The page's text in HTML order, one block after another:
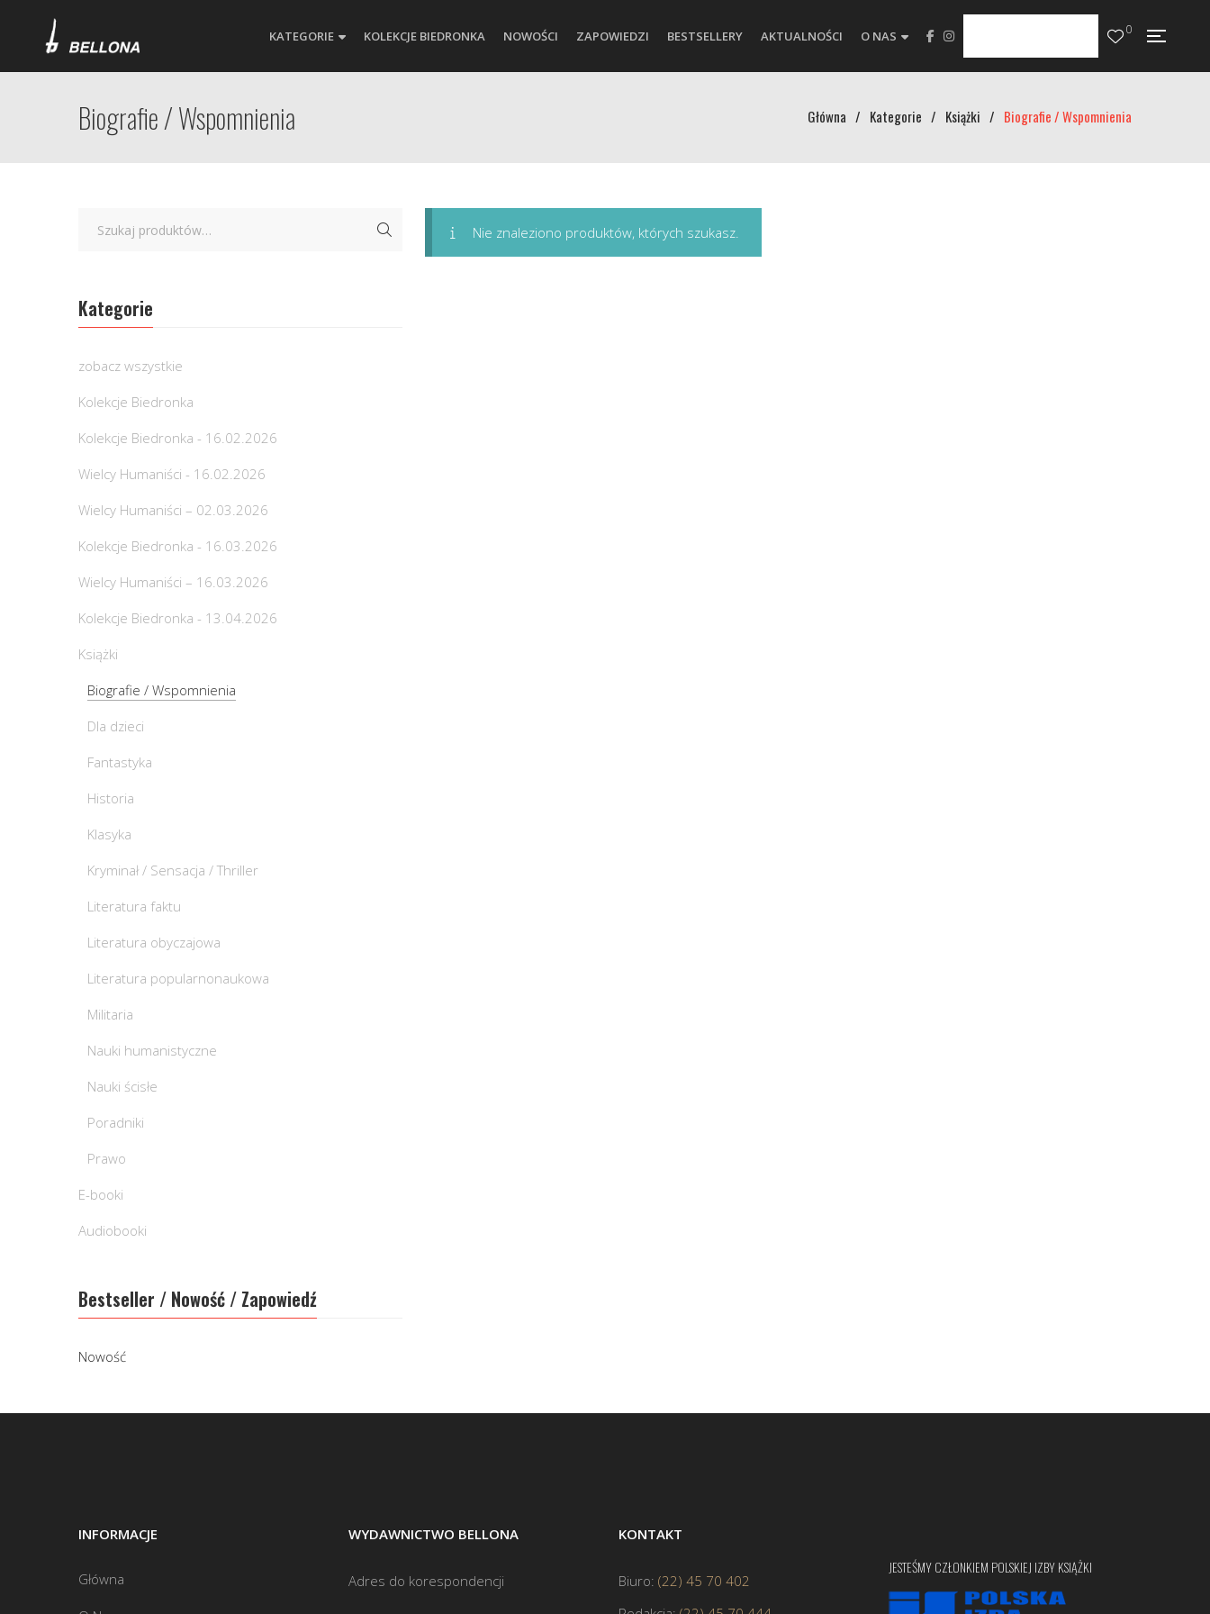
KATEGORIE KOLEKCJE BIEDRONKA NOWOŚCI ZAPOWIEDZI BESTSELLERY AKTUALNOŚCI O NAS 0
Biografie / Wspomnienia Główna / Kategorie / Książki / Biografie / Wspomnienia
Nie znaleziono produktów, których szukasz.
Kategorie
zobacz wszystkie
Kolekcje Biedronka
Kolekcje Biedronka - 16.02.2026
Wielcy Humaniści - 16.02.2026
Wielcy Humaniści – 02.03.2026
Kolekcje Biedronka - 16.03.2026
Wielcy Humaniści – 16.03.2026
Kolekcje Biedronka - 13.04.2026
Książki
Biografie / Wspomnienia
Dla dzieci
Fantastyka
Historia
Klasyka
Kryminał / Sensacja / Thriller
Literatura faktu
Literatura obyczajowa
Literatura popularnonaukowa
Militaria
Nauki humanistyczne
Nauki ścisłe
Poradniki
Prawo
E-booki
Audiobooki
Bestseller / Nowość / Zapowiedź
Nowość
INFORMACJE
Główna
WYDAWNICTWO BELLONA
Adres do korespondencji
KONTAKT
Biuro: (22) 45 70 402
JESTEŚMY CZŁONKIEM POLSKIEJ IZBY KSIĄŻKI